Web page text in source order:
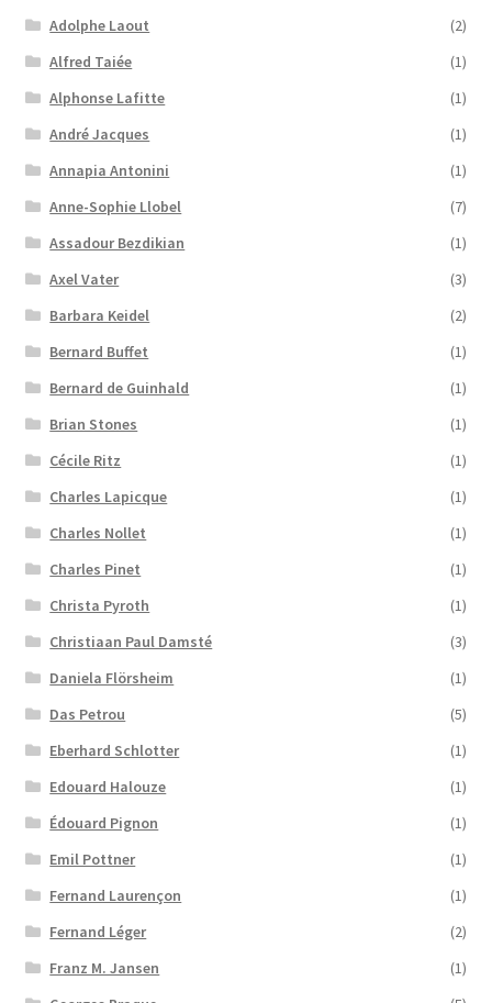
Adolphe Laout
(2)
Alfred Taiée
(1)
Alphonse Lafitte
(1)
André Jacques
(1)
Annapia Antonini
(1)
Anne-Sophie Llobel
(7)
Assadour Bezdikian
(1)
Axel Vater
(3)
Barbara Keidel
(2)
Bernard Buffet
(1)
Bernard de Guinhald
(1)
Brian Stones
(1)
Cécile Ritz
(1)
Charles Lapicque
(1)
Charles Nollet
(1)
Charles Pinet
(1)
Christa Pyroth
(1)
Christiaan Paul Damsté
(3)
Daniela Flörsheim
(1)
Das Petrou
(5)
Eberhard Schlotter
(1)
Edouard Halouze
(1)
Édouard Pignon
(1)
Emil Pottner
(1)
Fernand Laurençon
(1)
Fernand Léger
(2)
Franz M. Jansen
(1)